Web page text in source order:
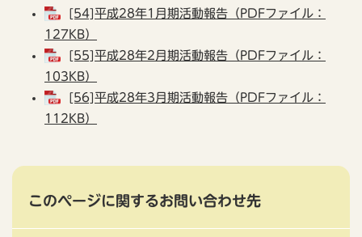
[54]平成28年1月期活動報告（PDFファイル：
127KB）
[55]平成28年2月期活動報告（PDFファイル：
103KB）
[56]平成28年3月期活動報告（PDFファイル：
112KB）
このページに関するお問い合わせ先